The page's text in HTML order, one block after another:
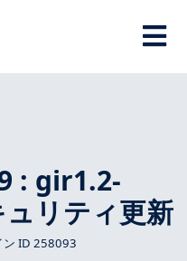
: gir1.2-
リティ更新
ン ID 258093